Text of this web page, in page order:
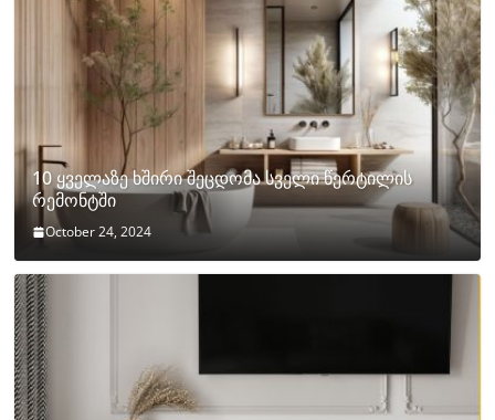
10 ყველაზე ხშირი შეცდომა სველი წერტილის
რემონტში
October 24, 2024